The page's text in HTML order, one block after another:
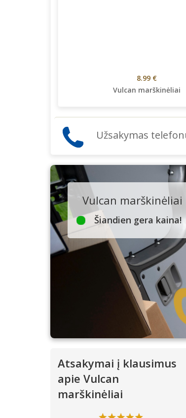
8.99 €
Vulcan marškinėliai
Užsakymas
Vulcan marškinėliai
Šiandien gera kaina!
Atsakymai į klausimus
apie Vulcan
marškinėliai